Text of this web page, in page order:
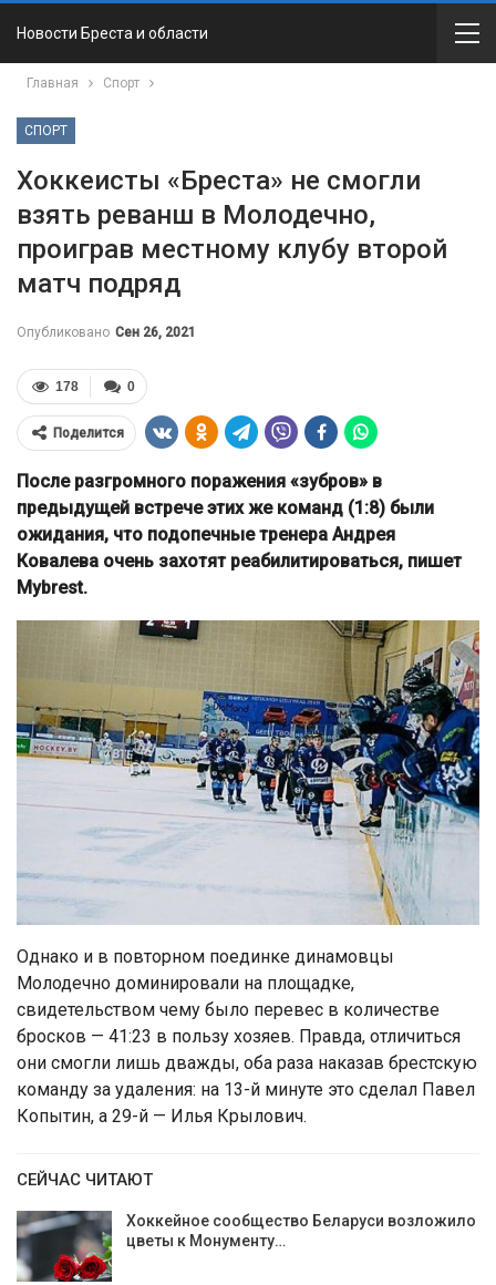
Новости Бреста и области
Главная Спорт
СПОРТ
Хоккеисты «Бреста» не смогли
взять реванш в Молодечно,
проиграв местному клубу второй
матч подряд
Опубликовано Сен 26, 2021
0
178
Поделится
После разгромного поражения «зубров» в
предыдущей встрече этих же команд (1:8) были
ожидания, что подопечные тренера Андрея
Ковалева очень захотят реабилитироваться, пишет
Mybrest.
Однако и в повторном поединке динамовцы
Молодечно доминировали на площадке,
свидетельством чему было перевес в количестве
бросков — 41:23 в пользу хозяев. Правда, отличиться
они смогли лишь дважды, оба раза наказав брестскую
команду за удаления: на 13-й минуте это сделал Павел
Копытин, а 29-й — Илья Крылович.
СЕЙЧАС ЧИТАЮТ
Хоккейное сообщество Беларуси возложило
цветы к Монументу…